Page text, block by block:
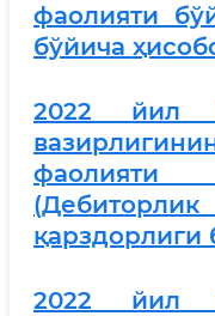
фаолияти
бўйича
2022 йил
фаолияти
қарздорлиги
2022 йил